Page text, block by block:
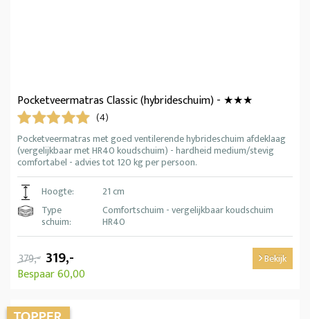
Pocketveermatras Classic (hybrideschuim) - ★★★
(4)
Pocketveermatras met goed ventilerende hybrideschuim afdeklaag
(vergelijkbaar met HR40 koudschuim) - hardheid medium/stevig
comfortabel - advies tot 120 kg per persoon.
Hoogte:
21 cm
Type
schuim:
Comfortschuim - vergelijkbaar koudschuim
HR40
379,- 319,-
Bespaar 60,00
Bekijk